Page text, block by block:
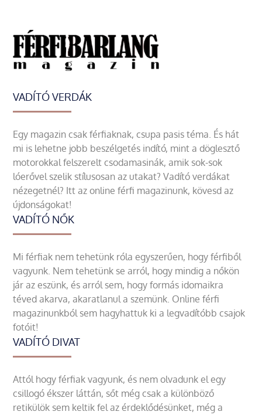
VADÍTÓ VERDÁK
Egy magazin csak férfiaknak, csupa pasis téma. És hát
mi is lehetne jobb beszélgetés indító, mint a döglesztő
motorokkal felszerelt csodamasinák, amik sok-sok
lóerővel szelik stílusosan az utakat? Vadító verdákat
nézegetnél? Itt az online férfi magazinunk, kövesd az
újdonságokat!
VADÍTÓ NŐK
Mi férfiak nem tehetünk róla egyszerűen, hogy férfiből
vagyunk. Nem tehetünk se arról, hogy mindig a nőkön
jár az eszünk, és arról sem, hogy formás idomaikra
téved akarva, akaratlanul a szemünk. Online férfi
magazinunkból sem hagyhattuk ki a legvadítóbb csajok
fotóit!
VADÍTÓ DIVAT
Attól hogy férfiak vagyunk, és nem olvadunk el egy
csillogó ékszer láttán, sőt még csak a különböző
retikülök sem keltik fel az érdeklődésünket, még a